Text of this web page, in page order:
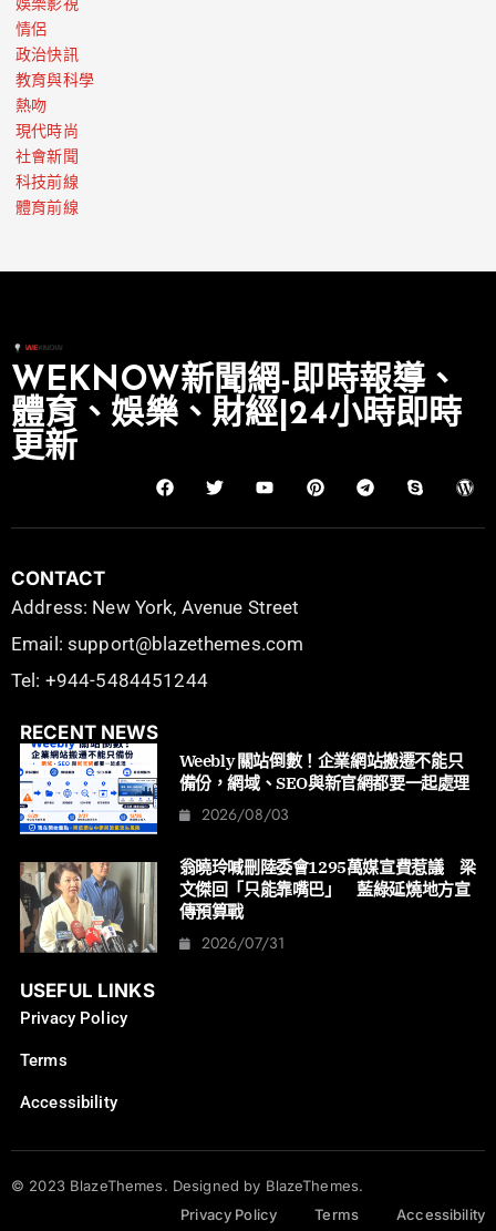
娛樂影視
情侶
政治快訊
教育與科學
熱吻
現代時尚
社會新聞
科技前線
體育前線
WEKNOW新聞網-即時報導、
體育、娛樂、財經|24小時即時
更新
CONTACT
Address: New York, Avenue Street
Email: support@blazethemes.com
Tel: +944-5484451244
RECENT NEWS
Weebly 關站倒數！企業網站搬遷不能只
備份，網域、SEO與新官網都要一起處理
2026/08/03
翁曉玲喊刪陸委會1295萬媒宣費惹議 梁
文傑回「只能靠嘴巴」 藍綠延燒地方宣
傳預算戰
2026/07/31
USEFUL LINKS
Privacy Policy
Terms
Accessibility
© 2023 BlazeThemes. Designed by BlazeThemes.
Privacy Policy
Terms Accessibility